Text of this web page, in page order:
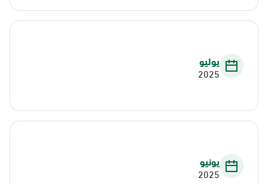
يوليو
2025
يونيو
2025